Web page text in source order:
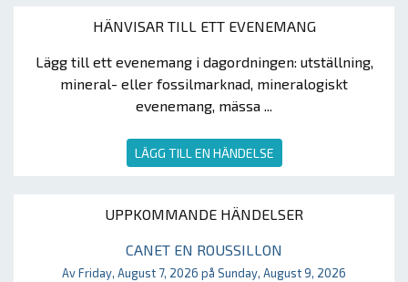
HÄNVISAR TILL ETT EVENEMANG
Lägg till ett evenemang i dagordningen: utställning,
mineral- eller fossilmarknad, mineralogiskt
evenemang, mässa ...
LÄGG TILL EN HÄNDELSE
UPPKOMMANDE HÄNDELSER
CANET EN ROUSSILLON
Av Friday, August 7, 2026 på Sunday, August 9, 2026